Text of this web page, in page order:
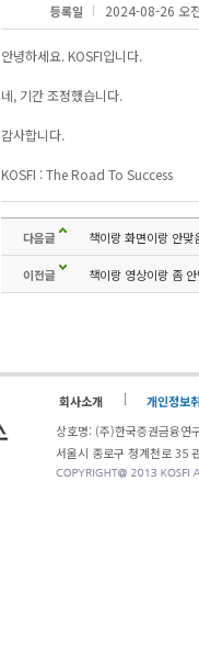
등록일 2024-08-26 오
안녕하세요. KOSFI입니다.
네, 기간 조정했습니다.
감사합니다.
KOSFI : The Road To Success
다음글 책이랑 화면이랑 안맞
이전글 책이랑 영상이랑 좀
회사소개 개인정보
상호명: (주)한국증권금융
서울시 종로구 청계천로